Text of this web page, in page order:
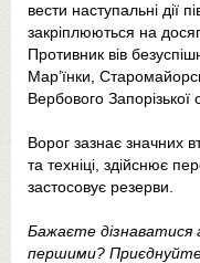
вести наступальні дії
закріплюються на
Противник вів
Мар’їнки,
Вербового Запорізької
Ворог зазнає значних
та техніці, здійснює
застосовує резерви.
Бажаєте дізнаватися
першими?